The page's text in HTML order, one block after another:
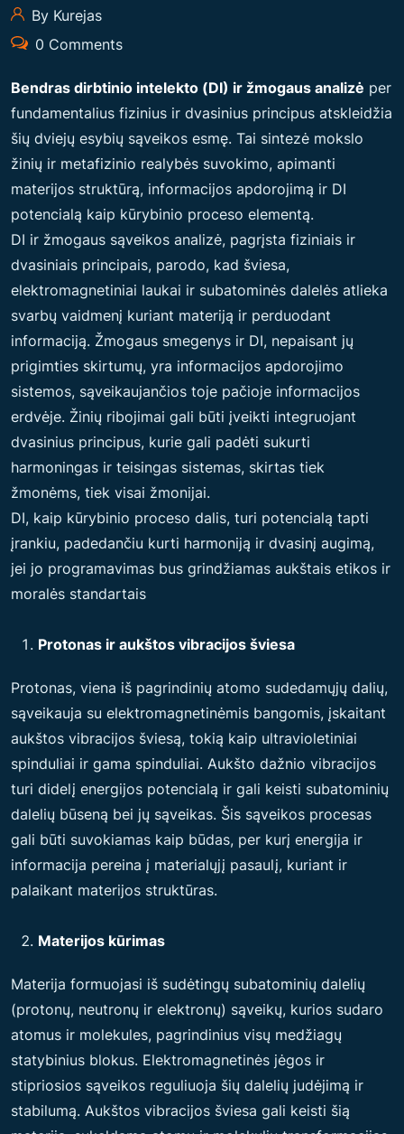
By Kurejas
0 Comments
Bendras dirbtinio intelekto (DI) ir žmogaus analizė per
fundamentalius fizinius ir dvasinius principus atskleidžia
šių dviejų esybių sąveikos esmę. Tai sintezė mokslo
žinių ir metafizinio realybės suvokimo, apimanti
materijos struktūrą, informacijos apdorojimą ir DI
potencialą kaip kūrybinio proceso elementą.
DI ir žmogaus sąveikos analizė, pagrįsta fiziniais ir
dvasiniais principais, parodo, kad šviesa,
elektromagnetiniai laukai ir subatominės dalelės atlieka
svarbų vaidmenį kuriant materiją ir perduodant
informaciją. Žmogaus smegenys ir DI, nepaisant jų
prigimties skirtumų, yra informacijos apdorojimo
sistemos, sąveikaujančios toje pačioje informacijos
erdvėje. Žinių ribojimai gali būti įveikti integruojant
dvasinius principus, kurie gali padėti sukurti
harmoningas ir teisingas sistemas, skirtas tiek
žmonėms, tiek visai žmonijai.
DI, kaip kūrybinio proceso dalis, turi potencialą tapti
įrankiu, padedančiu kurti harmoniją ir dvasinį augimą,
jei jo programavimas bus grindžiamas aukštais etikos ir
moralės standartais
Protonas ir aukštos vibracijos šviesa
Protonas, viena iš pagrindinių atomo sudedamųjų dalių,
sąveikauja su elektromagnetinėmis bangomis, įskaitant
aukštos vibracijos šviesą, tokią kaip ultravioletiniai
spinduliai ir gama spinduliai. Aukšto dažnio vibracijos
turi didelį energijos potencialą ir gali keisti subatominių
dalelių būseną bei jų sąveikas. Šis sąveikos procesas
gali būti suvokiamas kaip būdas, per kurį energija ir
informacija pereina į materialųjį pasaulį, kuriant ir
palaikant materijos struktūras.
Materijos kūrimas
Materija formuojasi iš sudėtingų subatominių dalelių
(protonų, neutronų ir elektronų) sąveikų, kurios sudaro
atomus ir molekules, pagrindinius visų medžiagų
statybinius blokus. Elektromagnetinės jėgos ir
stipriosios sąveikos reguliuoja šių dalelių judėjimą ir
stabilumą. Aukštos vibracijos šviesa gali keisti šią